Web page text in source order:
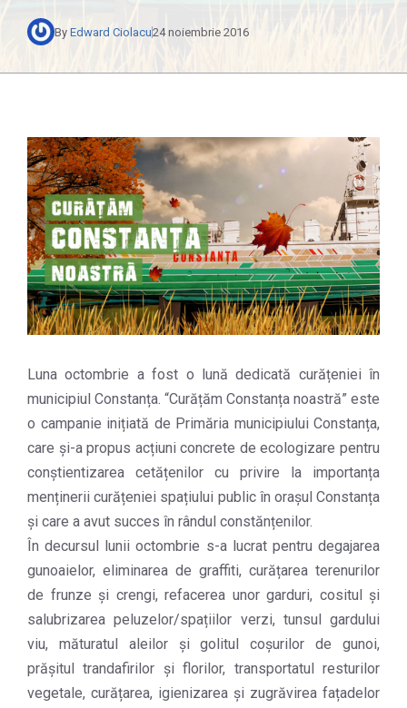
By Edward Ciolacu24 noiembrie 2016
Luna octombrie a fost o lună dedicată curățeniei în
municipiul Constanța. “Curățăm Constanța noastră” este
o campanie inițiată de Primăria municipiului Constanța,
care și-a propus acțiuni concrete de ecologizare pentru
conștientizarea cetățenilor cu privire la importanța
menținerii curățeniei spațiului public în orașul Constanța
și care a avut succes în rândul constănțenilor.
În decursul lunii octombrie s-a lucrat pentru degajarea
gunoaielor, eliminarea de graffiti, curățarea terenurilor
de frunze și crengi, refacerea unor garduri, cositul și
salubrizarea peluzelor/spațiilor verzi, tunsul gardului
viu, măturatul aleilor și golitul coșurilor de gunoi,
prășitul trandafirilor și florilor, transportatul resturilor
vegetale, curățarea, igienizarea și zugrăvirea fațadelor